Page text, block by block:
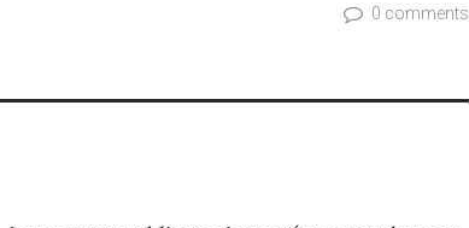
0 comments